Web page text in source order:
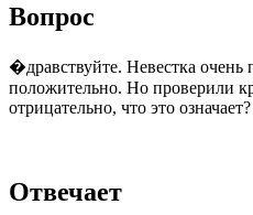
Вопрос
�дравствуйте. Невестка очень
положительно. Но проверили
отрицательно, что это означает?
Отвечает